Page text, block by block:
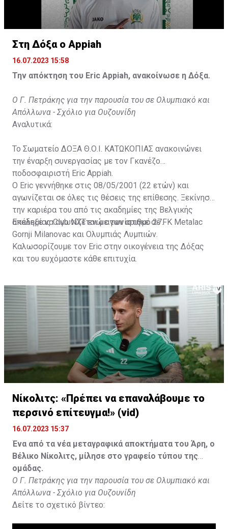
Στη Δόξα ο Appiah
16.07.2023 15:58
Την απόκτηση του Eric Appiah, ανακοίνωσε η Δόξα.
Ο Γ. Πετράκης για την παρουσία του σε Ολυμπιακό και
Απόλλωνα - Σχόλιο για Ουζουνίδη
Αναλυτικά:
Το Σωματείο ΔΟΞΑ Θ.Ο.Ι. ΚΑΤΩΚΟΠΙΑΣ ανακοινώνει
την έναρξη συνεργασίας με τον Γκανέζο
ποδοσφαιριστή Eric Appiah.
Ο Eric γεννήθηκε στις 08/05/2001 (22 ετών) και
αγωνίζεται σε όλες τις θέσεις της επίθεσης. Ξεκίνησε
την καριέρα του από τις ακαδημίες της Βελγικής
ακαδημίας Club NXT ενώ αγωνίστηκε σε FK Metalac
Gornji Milanovac και Ολυμπιάς Λυμπιών.
Επέλεξε να αγωνίζεται με τον αριθμό 27.
Καλωσορίζουμε τον Eric στην οικογένεια της Δόξας
και του ευχόμαστε κάθε επιτυχία.
Νίκολιτς: «Πρέπει να επαναλάβουμε το
περσινό επίτευγμα!» (vid)
16.07.2023 15:37
Ένα από τα νέα μεταγραφικά αποκτήματα του Άρη, ο
Βέλικο Νίκολιτς, μίλησε στο γραφείο τύπου της
ομάδας.
Ο Γ. Πετράκης για την παρουσία του σε Ολυμπιακό και
Απόλλωνα - Σχόλιο για Ουζουνίδη
Δείτε το σχετικό βίντεο: